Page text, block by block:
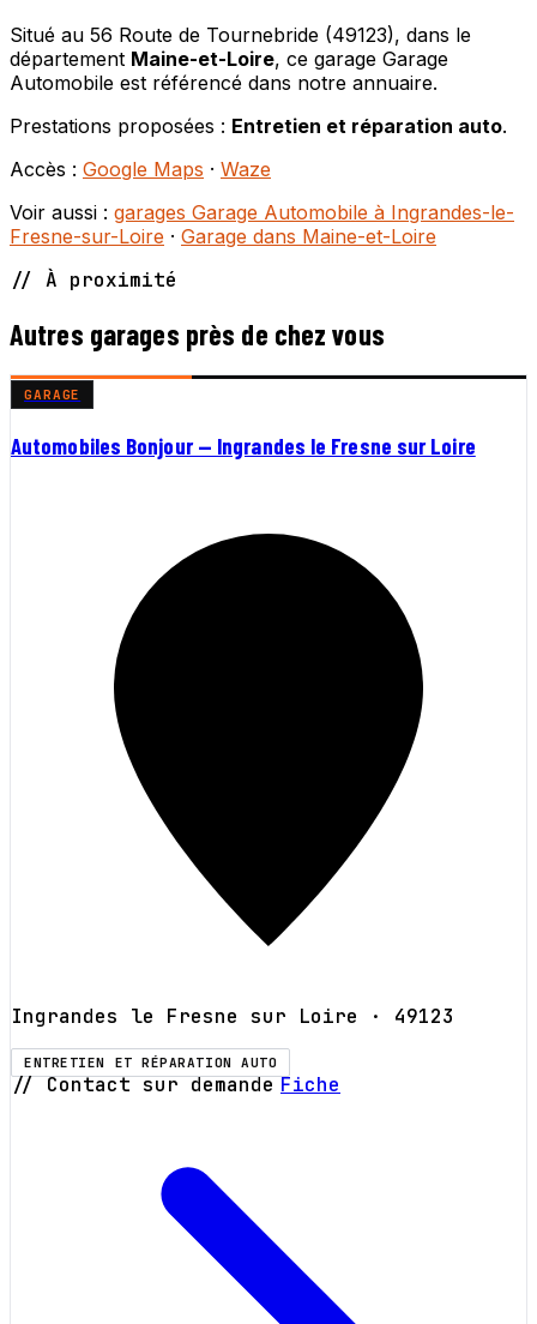
Situé au 56 Route de Tournebride (49123), dans le
département Maine-et-Loire, ce garage Garage
Automobile est référencé dans notre annuaire.
Prestations proposées : Entretien et réparation auto.
Accès : Google Maps · Waze
Voir aussi : garages Garage Automobile à Ingrandes-le-
Fresne-sur-Loire · Garage dans Maine-et-Loire
// À proximité
Autres garages près de chez vous
GARAGE
Automobiles Bonjour — Ingrandes le Fresne sur Loire
Ingrandes le Fresne sur Loire · 49123
ENTRETIEN ET RÉPARATION AUTO
// Contact sur demande Fiche